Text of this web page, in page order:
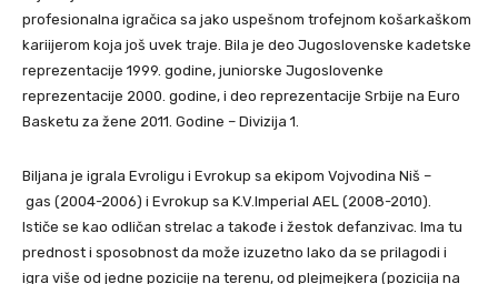
profesionalna igračica sa jako uspešnom trofejnom košarkaškom
kariijerom koja još uvek traje. Bila je deo Jugoslovenske kadetske
reprezentacije 1999. godine, juniorske Jugoslovenke
reprezentacije 2000. godine, i deo reprezentacije Srbije na Euro
Basketu za žene 2011. Godine – Divizija 1.
Biljana je igrala Evroligu i Evrokup sa ekipom Vojvodina Niš –
gas (2004-2006) i Evrokup sa K.V.Imperial AEL (2008-2010).
Ističe se kao odličan strelac a takođe i žestok defanzivac. Ima tu
prednost i sposobnost da može izuzetno lako da se prilagodi i
igra više od jedne pozicije na terenu, od plejmejkera (pozicija na